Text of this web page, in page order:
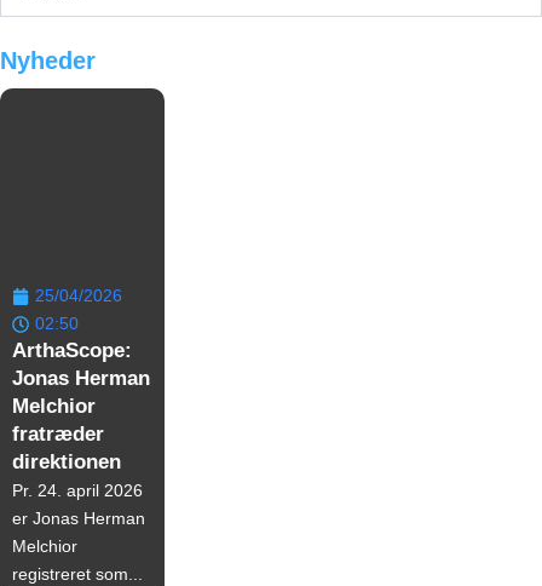
Nyheder
25/04/2026
02:50
ArthaScope:
Jonas Herman
Melchior
fratræder
direktionen
Pr. 24. april 2026
er Jonas Herman
Melchior
registreret som...